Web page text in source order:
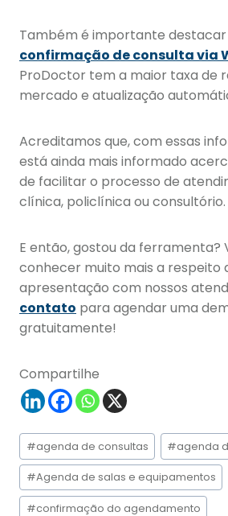
Também é importante destacar
confirmação de consulta via
ProDoctor tem a maior taxa de
mercado e atualização
Acreditamos que, com essas
está ainda mais informado
de facilitar o processo de
clínica, policlínica ou consultório.
E então, gostou da ferramenta?
conhecer muito mais a respeito
apresentação com nossos
contato para agendar uma
gratuitamente!
Compartilhe
Tags
do
Post:
#agenda de consultas #agenda
#Agenda de salas e equipamentos
#confirmação do agendamento